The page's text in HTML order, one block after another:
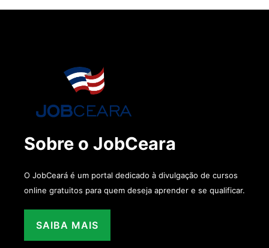
Sobre o JobCeara
O JobCeará é um portal dedicado à divulgação de cursos
online gratuitos para quem deseja aprender e se qualificar.
SAIBA MAIS